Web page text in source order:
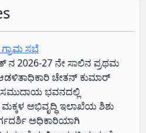
ಸಭೆ
ನ 2026-27 ನೇ ಸಾಲಿನ ಪ್ರಥಮ
ಚೇತನ್ ಕುಮಾರ್
ಭವನದಲ್ಲಿ
ಅಭಿವೃದ್ಧಿ ಇಲಾಖೆಯ ಶಿಶು
ಅಧಿಕಾರಿಯಾಗಿ